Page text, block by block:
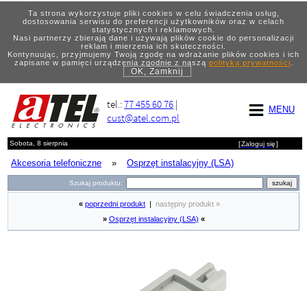
Ta strona wykorzystuje pliki cookies w celu świadczenia usług,
dostosowania serwisu do preferencji użytkowników oraz w celach
statystycznych i reklamowych.
Nasi partnerzy zbierają dane i używają plików cookie do personalizacji
reklam i mierzenia ich skuteczności.
Kontynuując, przyjmujemy Twoją zgodę na wdrażanie plików cookies i ich
zapisane w pamięci urządzenia zgodnie z naszą polityką prywatności.
OK, Zamknij
MENU
tel.:77 455 60 76 |
cust@atel.com.pl
Sobota, 8 sierpnia [Zaloguj się]
Akcesoria telefoniczne » Osprzęt instalacyjny (LSA)
Szukaj produktu:
« poprzedni produkt
następny produkt »
» Osprzęt instalacyjny (LSA) «